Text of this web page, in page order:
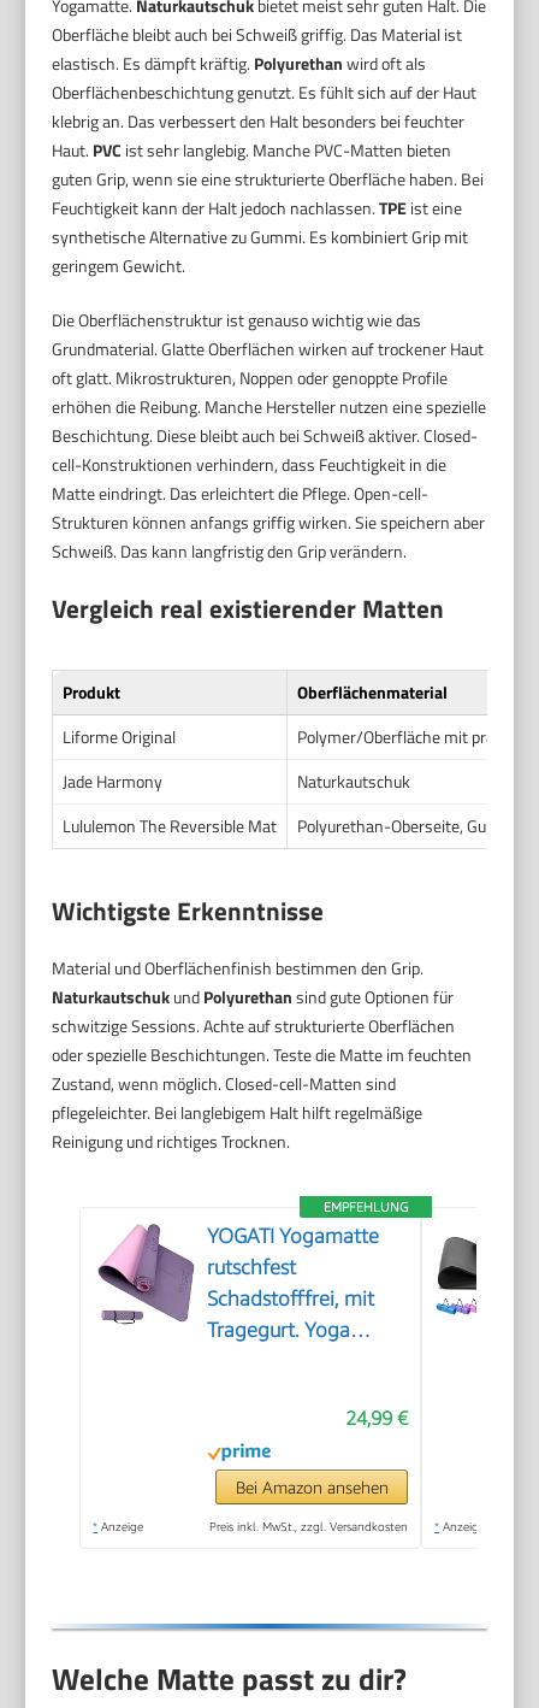
Oberfläche bleibt auch bei Schweiß griffig. Das Material ist
elastisch. Es dämpft kräftig. Polyurethanwird oft als
Oberflächenbeschichtung genutzt. Es fühlt sich auf der Haut
klebrig an. Das verbessert den Halt besonders bei feuchter
Haut. PVC ist sehr langlebig. Manche PVC-Matten bieten
guten Grip, wenn sie eine strukturierte Oberfläche haben. Bei
Feuchtigkeit kann der Halt jedoch nachlassen.TPEist eine
synthetische Alternative zu Gummi. Es kombiniert Grip mit
geringem Gewicht.
Die Oberflächenstruktur ist genauso wichtig wie das
Grundmaterial. Glatte Oberflächen wirken auf trockener Haut
oft glatt. Mikrostrukturen, Noppen oder genoppte Profile
erhöhen die Reibung. Manche Hersteller nutzen eine spezielle
Beschichtung. Diese bleibt auch bei Schweiß aktiver. Closed-
cell-Konstruktionen verhindern, dass Feuchtigkeit in die
Matte eindringt. Das erleichtert die Pflege. Open-cell-
Strukturen können anfangs griffig wirken. Sie speichern aber
Schweiß. Das kann langfristig den Grip verändern.
Vergleich real existierender Matten
Produkt
Oberflächenmaterial
Liforme Original
Polymer/Oberfläche mit prägtem
Jade Harmony
Naturkautschuk
Lululemon The Reversible Mat
Polyurethan-Oberseite,
Wichtigste Erkenntnisse
Material und Oberflächenfinish bestimmen den Grip.
NaturkautschukundPolyurethansind gute Optionen für
schwitzige Sessions. Achte auf strukturierte Oberflächen
oder spezielle Beschichtungen. Teste die Matte im feuchten
Zustand, wenn möglich. Closed-cell-Matten sind
pflegeleichter. Bei langlebigem Halt hilft regelmäßige
Reinigung und richtiges Trocknen.
EMPFEHLUNG
YOGATI Yogamatte
rutschfest
Schadstofffrei, mit
Tragegurt. Yoga
die Körperhaltung.
Ideal als
Gymnastikmatte,
Sportmatte,
24,99 €
Bei Amazon ansehen
* Anzeige Preis inkl. MwSt., zzgl. Versandkosten * Anzeige
Welche Matte passt zu dir?